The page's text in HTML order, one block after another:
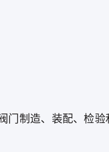
门制造、装配、检验